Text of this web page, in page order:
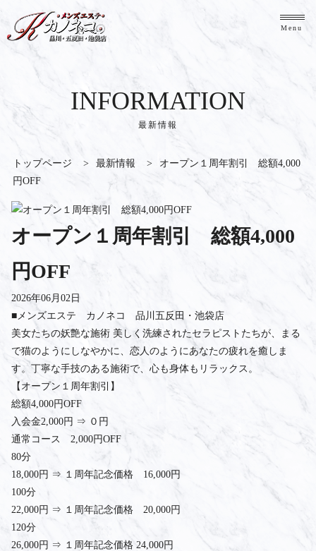
Menu
最新情報
INFORMATION
トップページ > 最新情報 >
オープン１周年割引 総額4,000
円OFF
オープン１周年割引 総額4,000
円OFF
2026年06月02日
■メンズエステ カノネコ 品川五反田・池袋店
美女たちの妖艶な施術 美しく洗練されたセラピストたちが、まる
で猫のようにしなやかに、恋人のようにあなたの疲れを癒しま
す。丁寧な手技のある施術で、心も身体もリラックス。
【オープン１周年割引】
総額4,000円OFF
入会金2,000円 ⇒ ０円
通常コース 2,000円OFF
80分
18,000円 ⇒ １周年記念価格 16,000円
100分
22,000円 ⇒ １周年記念価格 20,000円
120分
26,000円 ⇒ １周年記念価格 24,000円